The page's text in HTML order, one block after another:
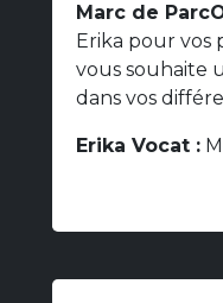
Marc de
Erika pour vos
vous souhaite
dans vos
Erika Vocat :